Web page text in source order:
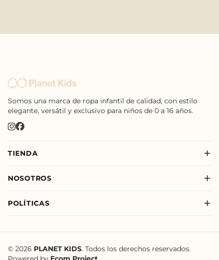
Somos una marca de ropa infantil de calidad, con estilo
elegante, versátil y exclusivo para niños de 0 a 16 años.
TIENDA
Niño
NOSOTROS
Nuestras Tiendas
POLÍTICAS
Política de Tratamiento de Datos de Planet Kids
© 2026 PLANET KIDS. Todos los derechos reservados.